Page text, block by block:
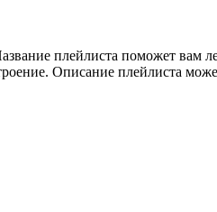
плейлиста поможет вам
Описание плейлиста